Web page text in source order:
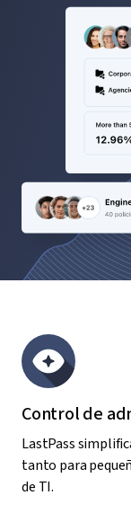
Control de
LastPass
tanto para
de TI.